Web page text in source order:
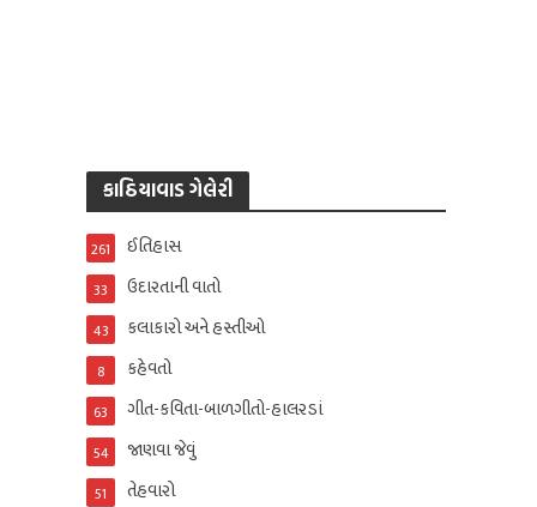
કાઠિયાવાડ ગેલેરી
ઈતિહાસ
261
ઉદારતાની વાતો
33
કલાકારો અને હસ્તીઓ
43
કહેવતો
8
ગીત-કવિતા-બાળગીતો-હાલરડાં
63
જાણવા જેવું
54
તેહવારો
51